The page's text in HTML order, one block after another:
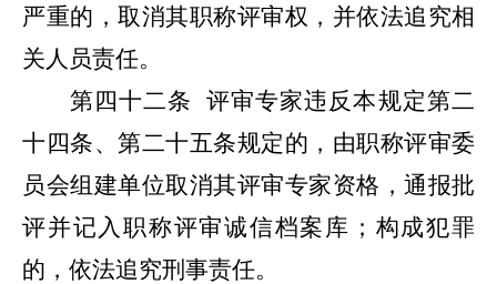
严重的，取消其职称评审权，并依法追究相
关人员责任。
第四十二条
评审专家违反本规定第二
十四条、第二十五条规定的，由职称评审委
员会组建单位取消其评审专家资格，通报批
评并记入职称评审诚信档案库；构成犯罪
的，依法追究刑事责任。